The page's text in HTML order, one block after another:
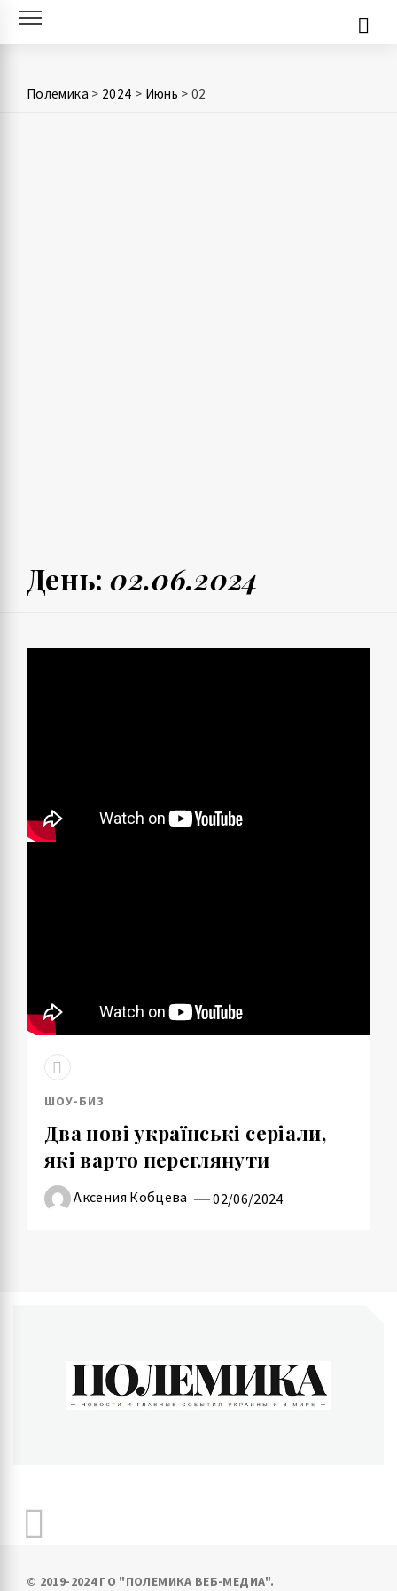
Skip
Полемика > 2024 > Июнь >02
День:02.06.2024
ШОУ-БИЗ
Два нові українські серіали,
які варто переглянути
Аксения Кобцева 02/06/2024
© 2019-2024 ГО "ПОЛЕМИКА ВЕБ-МЕДИА".